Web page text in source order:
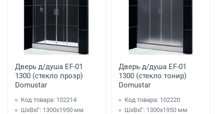
Дверь д/душа EF-01
1300 (стекло прозр)
Domustar
Код товара: 102214
ШхВхГ: 1300х1950 мм
Дверь д/душа EF-01
1300 (стекло тонир)
Domustar
Код товара: 102220
ШхВхГ: 1300х1950 мм